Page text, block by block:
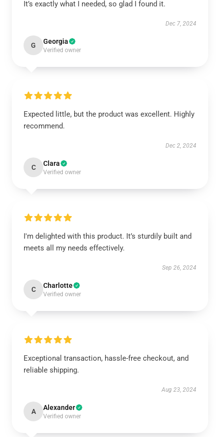
It’s exactly what I needed, so glad I found it.
Dec 7, 2024
G Georgia
Verified owner
Expected little, but the product was excellent. Highly
recommend.
Dec 2, 2024
C Clara
Verified owner
I'm delighted with this product. It’s sturdily built and
meets all my needs effectively.
Sep 26, 2024
C Charlotte
Verified owner
Exceptional transaction, hassle-free checkout, and
reliable shipping.
Aug 23, 2024
A Alexander
Verified owner